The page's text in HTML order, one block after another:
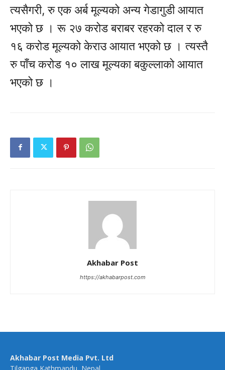
त्यसैगरी, रु एक अर्ब मूल्यको अन्य गेडागुडी आयात
भएको छ । रू २७ करोड बराबर रहरको दाल र रु
१६ करोड मूल्यको केराउ आयात भएको छ । त्यस्तै
रु पाँच करोड १० लाख मूल्यका बकुल्लाको आयात
भएको छ ।
Akhabar Post
https://akhabarpost.com
Akhabar Post Media Pvt. Ltd